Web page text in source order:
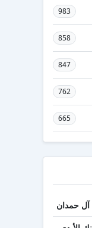
983
858
847
762
665